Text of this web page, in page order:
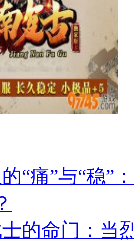
“痛”与“稳”
的命门：当